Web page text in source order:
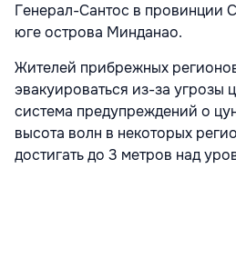
Генерал-Сантос в провинции
юге острова Минданао.
Жителей прибрежных
эвакуироваться из-за угрозы
система предупреждений о
высота волн в некоторых
достигать до 3 метров над